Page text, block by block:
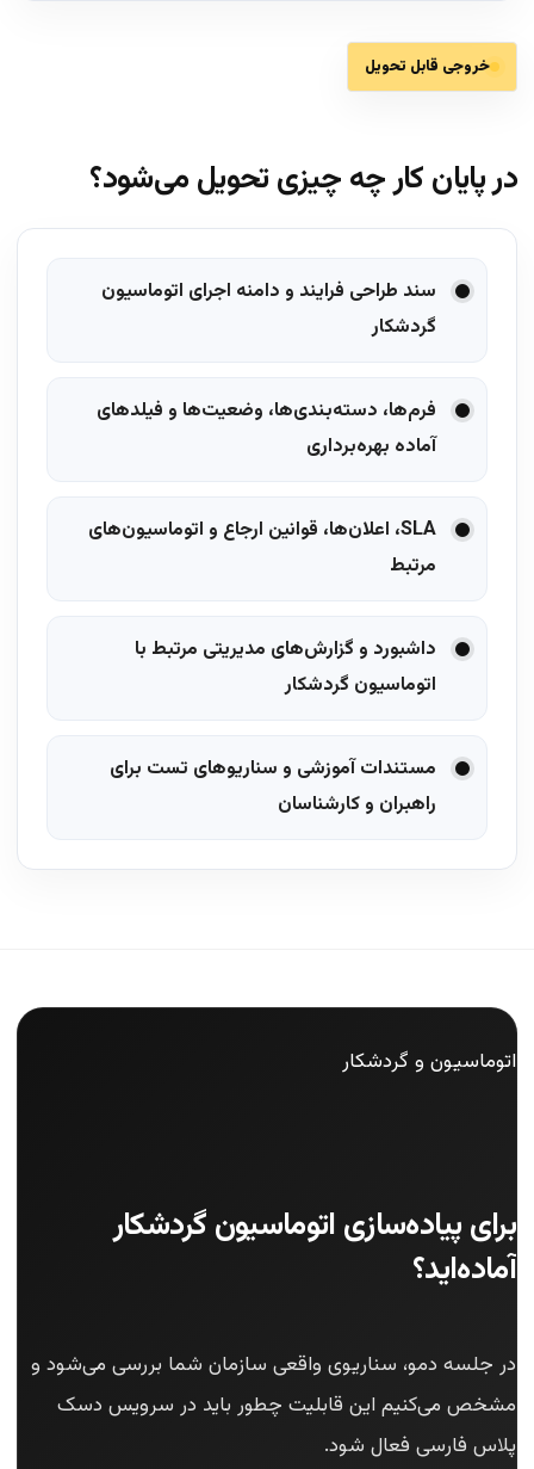
خروجی قابل تحویل
در پایان کار چه چیزی تحویل می‌شود؟
سند طراحی فرایند و دامنه اجرای اتوماسیون
گردشکار
فرم‌ها، دسته‌بندی‌ها، وضعیت‌ها و فیلدهای
آماده بهره‌برداری
SLA، اعلان‌ها، قوانین ارجاع و اتوماسیون‌های
مرتبط
داشبورد و گزارش‌های مدیریتی مرتبط با
اتوماسیون گردشکار
مستندات آموزشی و سناریوهای تست برای
راهبران و کارشناسان
اتوماسیون و گردشکار
برای پیاده‌سازی اتوماسیون گردشکار
آماده‌اید؟
در جلسه دمو، سناریوی واقعی سازمان شما بررسی می‌شود و
مشخص می‌کنیم این قابلیت چطور باید در سرویس دسک
پلاس فارسی فعال شود.